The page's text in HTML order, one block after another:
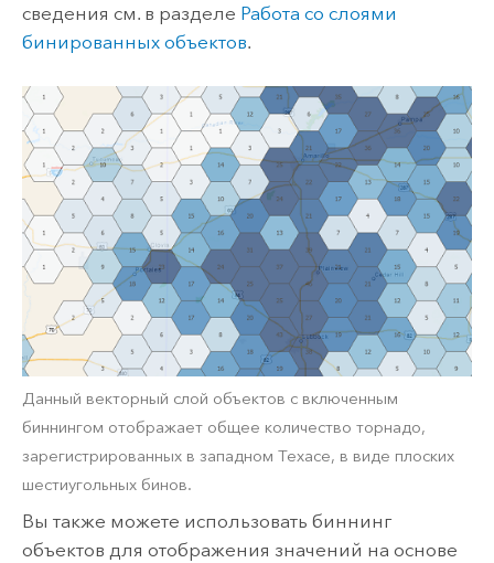
сведения см. в разделе Работа со слоями
бинированных объектов.
Данный векторный слой объектов с включенным
биннингом отображает общее количество торнадо,
зарегистрированных в западном Техасе, в виде плоских
шестиугольных бинов.
Вы также можете использовать биннинг
объектов для отображения значений на основе